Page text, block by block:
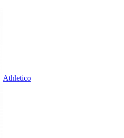
Athletico